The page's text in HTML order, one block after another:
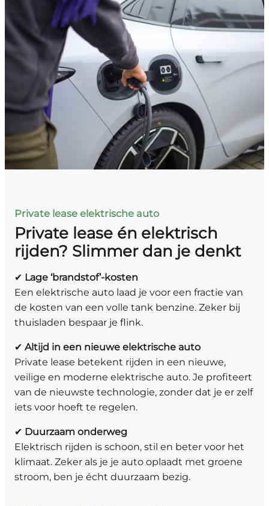
Private lease elektrische auto
Private lease én elektrisch
rijden? Slimmer dan je denkt
✔ Lage ‘brandstof’-kosten
Een elektrische auto laad je voor een fractie van
de kosten van een volle tank benzine. Zeker bij
thuisladen bespaar je flink.
✔ Altijd in een nieuwe elektrische auto
Private lease betekent rijden in een nieuwe,
veilige en moderne elektrische auto. Je profiteert
van de nieuwste technologie, zonder dat je er zelf
iets voor hoeft te regelen.
✔ Duurzaam onderweg
Elektrisch rijden is schoon, stil en beter voor het
klimaat. Zeker als je je auto oplaadt met groene
stroom, ben je écht duurzaam bezig.